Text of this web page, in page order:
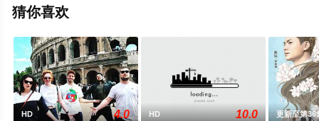
猜你喜欢
HD 4.0 HD 10.0 更新至第36